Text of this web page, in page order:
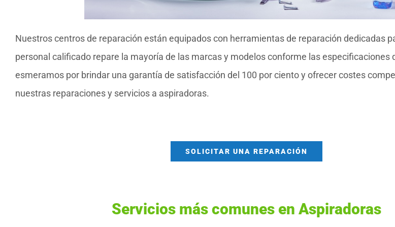
Nuestros centros de reparación están equipados con herramientas de reparación dedicadas
personal calificado repare la mayoría de las marcas y modelos conforme las especificaciones
esmeramos por brindar una garantía de satisfacción del 100 por ciento y ofrecer costes
nuestras reparaciones y servicios a aspiradoras.
SOLICITAR UNA REPARACIÓN
Servicios más comunes en Aspiradoras